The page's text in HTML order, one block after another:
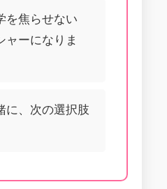
を焦らせない
ャーになりま
に、次の選択肢